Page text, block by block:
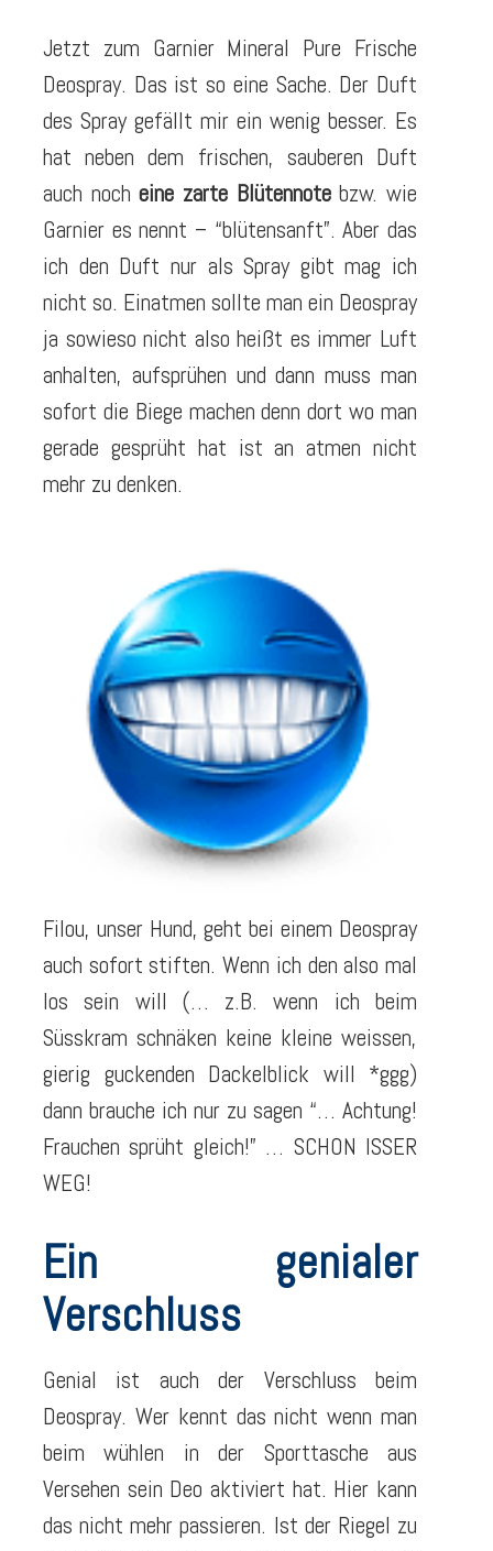
Jetzt zum Garnier Mineral Pure Frische
Deospray. Das ist so eine Sache. Der Duft
des Spray gefällt mir ein wenig besser. Es
hat neben dem frischen, sauberen Duft
auch nocheine zarte Blütennotebzw. wie
Garnier es nennt – “blütensanft”. Aber das
ich den Duft nur als Spray gibt mag ich
nicht so. Einatmen sollte man ein Deospray
ja sowieso nicht also heißt es immer Luft
anhalten, aufsprühen und dann muss man
sofort die Biege machen denn dort wo man
gerade gesprüht hat ist an atmen nicht
mehr zu denken.
Filou, unser Hund, geht bei einem Deospray
auch sofort stiften. Wenn ich den also mal
los sein will (… z.B. wenn ich beim
Süsskram schnäken keine kleine weissen,
gierig guckenden Dackelblick will *ggg)
dann brauche ich nur zu sagen “… Achtung!
Frauchen sprüht gleich!” … SCHON ISSER
WEG!
Ein genialer
Verschluss
Genial ist auch der Verschluss beim
Deospray. Wer kennt das nicht wenn man
beim wühlen in der Sporttasche aus
Versehen sein Deo aktiviert hat. Hier kann
das nicht mehr passieren. Ist der Riegel zu